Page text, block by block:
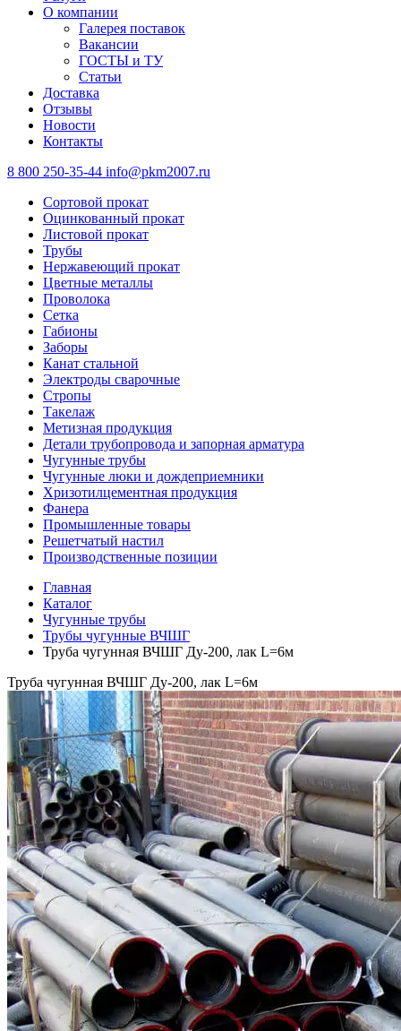
О компании
Галерея поставок
Вакансии
ГОСТЫ и ТУ
Статьи
Доставка
Отзывы
Новости
Контакты
8 800 250-35-44 info@pkm2007.ru
Сортовой прокат
Оцинкованный прокат
Листовой прокат
Трубы
Нержавеющий прокат
Цветные металлы
Проволока
Сетка
Габионы
Заборы
Канат стальной
Электроды сварочные
Стропы
Такелаж
Метизная продукция
Детали трубопровода и запорная арматура
Чугунные трубы
Чугунные люки и дождеприемники
Хризотилцементная продукция
Фанера
Промышленные товары
Решетчатый настил
Производственные позиции
Главная
Каталог
Чугунные трубы
Трубы чугунные ВЧШГ
Труба чугунная ВЧШГ Ду-200, лак L=6м
Труба чугунная ВЧШГ Ду-200, лак L=6м